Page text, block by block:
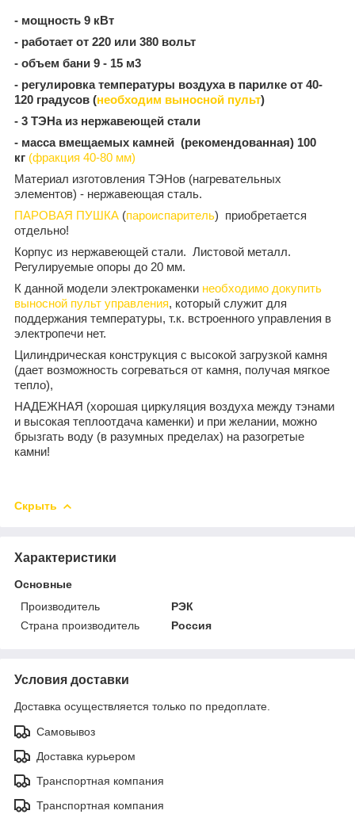
- мощность 9 кВт
- работает от 220 или 380 вольт
- объем бани 9 - 15 м3
- регулировка температуры воздуха в парилке от 40-
120 градусов (необходим выносной пульт)
- 3 ТЭНа из нержавеющей стали
- масса вмещаемых камней (рекомендованная) 100
кг (фракция 40-80 мм)
Материал изготовления ТЭНов (нагревательных
элементов) - нержавеющая сталь.
ПАРОВАЯ ПУШКА (пароиспаритель) приобретается
отдельно!
Корпус из нержавеющей стали. Листовой металл.
Регулируемые опоры до 20 мм.
К данной модели электрокаменки необходимо докупить
выносной пульт управления, который служит для
поддержания температуры, т.к. встроенного управления в
электропечи нет.
Цилиндрическая конструкция с высокой загрузкой камня
(дает возможность согреваться от камня, получая мягкое
тепло),
НАДЕЖНАЯ (хорошая циркуляция воздуха между тэнами
и высокая теплоотдача каменки) и при желании, можно
брызгать воду (в разумных пределах) на разогретые
камни!
Скрыть
Характеристики
Основные
Производитель
РЭК
Страна производитель
Россия
Условия доставки
Доставка осуществляется только по предоплате.
Самовывоз
Доставка курьером
Транспортная компания
Транспортная компания